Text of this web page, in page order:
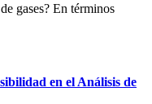
gases? En términos
en el Análisis de